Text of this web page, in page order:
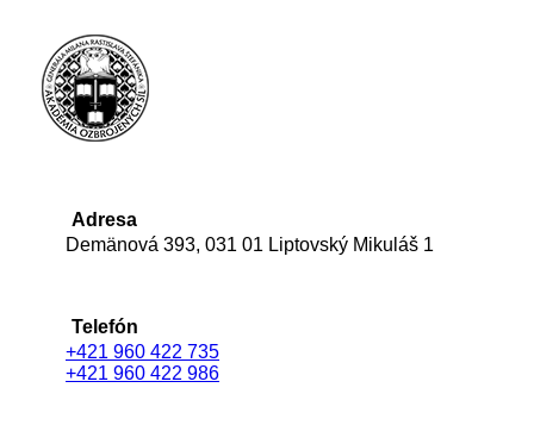
Adresa
Demänová 393, 031 01 Liptovský Mikuláš 1
Telefón
+421 960 422 735
+421 960 422 986